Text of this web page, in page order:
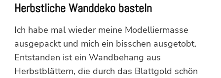
Herbstliche Wanddeko basteln
Ich habe mal wieder meine Modelliermasse
ausgepackt und mich ein bisschen ausgetobt.
Entstanden ist ein Wandbehang aus
Herbstblättern, die durch das Blattgold schön